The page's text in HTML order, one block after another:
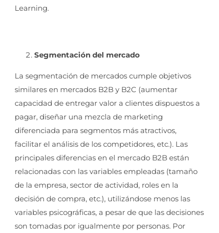
Learning.
Segmentación del mercado
La segmentación de mercados cumple objetivos
similares en mercados B2B y B2C (aumentar
capacidad de entregar valor a clientes dispuestos a
pagar, diseñar una mezcla de marketing
diferenciada para segmentos más atractivos,
facilitar el análisis de los competidores, etc.). Las
principales diferencias en el mercado B2B están
relacionadas con las variables empleadas (tamaño
de la empresa, sector de actividad, roles en la
decisión de compra, etc.), utilizándose menos las
variables psicográficas, a pesar de que las decisiones
son tomadas por igualmente por personas. Por